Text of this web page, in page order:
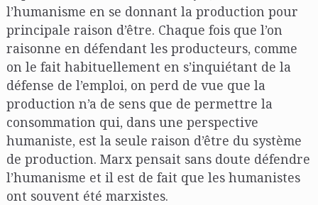
l’humanisme en se donnant la production pour
principale raison d’être. Chaque fois que l’on
raisonne en défendant les producteurs, comme
on le fait habituellement en s’inquiétant de la
défense de l’emploi, on perd de vue que la
production n’a de sens que de permettre la
consommation qui, dans une perspective
humaniste, est la seule raison d’être du système
de production. Marx pensait sans doute défendre
l’humanisme et il est de fait que les humanistes
ont souvent été marxistes.